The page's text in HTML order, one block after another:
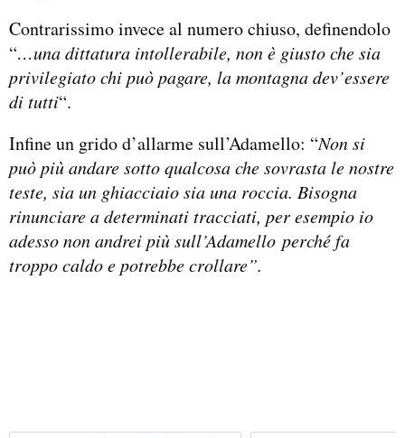
Contrarissimo invece al numero chiuso, definendolo
“…una dittatura intollerabile, non è giusto che sia
privilegiato chi può pagare, la montagna dev’essere
di tutti“.
Infine un grido d’allarme sull’Adamello: “Non si
può più andare sotto qualcosa che sovrasta le nostre
teste, sia un ghiacciaio sia una roccia. Bisogna
rinunciare a determinati tracciati, per esempio io
adesso non andrei più sull’Adamello perché fa
troppo caldo e potrebbe crollare”.